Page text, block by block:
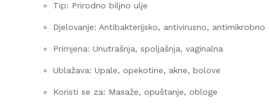
Tip: Prirodno biljno ulje
Djelovanje: Antibakterijsko, antivirusno, antimikrobno
Primjena: Unutrašnja, spoljašnja, vaginalna
Ublažava: Upale, opekotine, akne, bolove
Koristi se za: Masaže, opuštanje, obloge